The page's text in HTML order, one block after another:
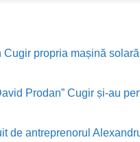
propria mașină
Prodan” Cugir și-au
de antreprenorul